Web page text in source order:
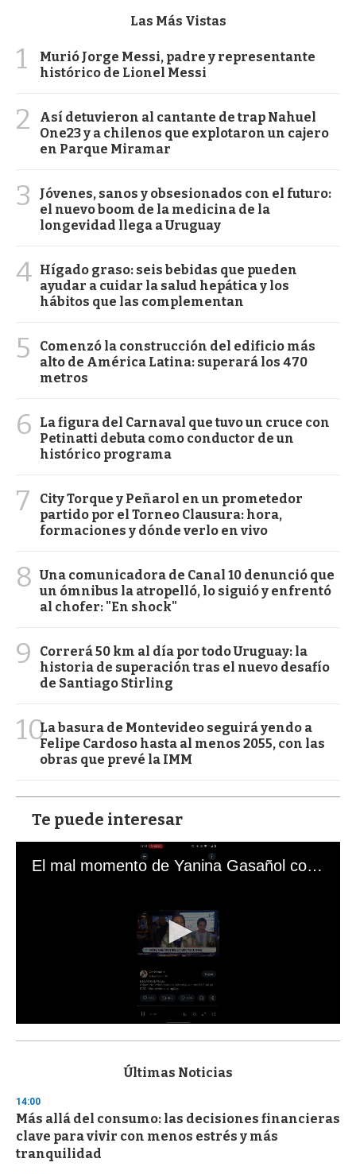
Las Más Vistas
1
Murió Jorge Messi, padre y representante
histórico de Lionel Messi
2
Así detuvieron al cantante de trap Nahuel
One23 y a chilenos que explotaron un cajero
en Parque Miramar
3
Jóvenes, sanos y obsesionados con el futuro:
el nuevo boom de la medicina de la
longevidad llega a Uruguay
4 Hígado graso: seis bebidas que pueden
ayudar a cuidar la salud hepática y los
hábitos que las complementan
5
Comenzó la construcción del edificio más
alto de América Latina: superará los 470
metros
6
La figura del Carnaval que tuvo un cruce con
Petinatti debuta como conductor de un
histórico programa
7
City Torque y Peñarol en un prometedor
partido por el Torneo Clausura: hora,
formaciones y dónde verlo en vivo
8 Una comunicadora de Canal 10 denunció que
un ómnibus la atropelló, lo siguió y enfrentó
al chofer: "En shock"
9
Correrá 50 km al día por todo Uruguay: la
historia de superación tras el nuevo desafío
de Santiago Stirling
10La basura de Montevideo seguirá yendo a
Felipe Cardoso hasta al menos 2055, con las
obras que prevé la IMM
Te puede interesar
El mal momento de Yanina Gasañol con un hincha argentino en "Subrayado"
s
d
s
o
f
3
Últimas Noticias
14:00
Más allá del consumo: las decisiones financieras
clave para vivir con menos estrés y más
tranquilidad